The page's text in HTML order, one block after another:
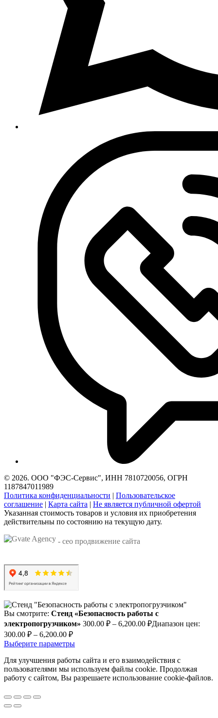
© 2026. ООО "ФЭС-Сервис", ИНН 7810720056, ОГРН
1187847011989
Политика конфиденциальности | Пользовательское
соглашение | Карта сайта | Не является публичной офертой
Указанная стоимость товаров и условия их приобретения
действительны по состоянию на текущую дату.
- сео продвижение сайта
Вы смотрите: Стенд «Безопасность работы с
электропогрузчиком» 300.00 ₽ – 6,200.00 ₽Диапазон цен:
300.00 ₽ – 6,200.00 ₽
Выберите параметры
Для улучшения работы сайта и его взаимодействия с
пользователями мы используем файлы cookie. Продолжая
работу с сайтом, Вы разрешаете использование cookie-файлов.